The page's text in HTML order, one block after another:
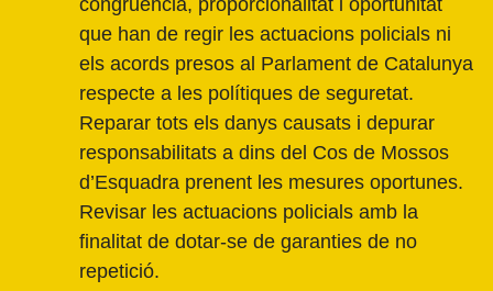
congruència, proporcionalitat i oportunitat
que han de regir les actuacions policials ni
els acords presos al Parlament de Catalunya
respecte a les polítiques de seguretat.
Reparar tots els danys causats i depurar
responsabilitats a dins del Cos de Mossos
d’Esquadra prenent les mesures oportunes.
Revisar les actuacions policials amb la
finalitat de dotar-se de garanties de no
repetició.